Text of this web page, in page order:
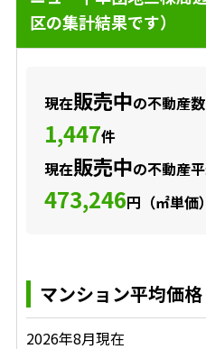
区の集計結果です）
現在販売中の不動産
1,447件
現在販売中の不動産
473,246円（㎡単価）
マンション平均価
2026年8月現在